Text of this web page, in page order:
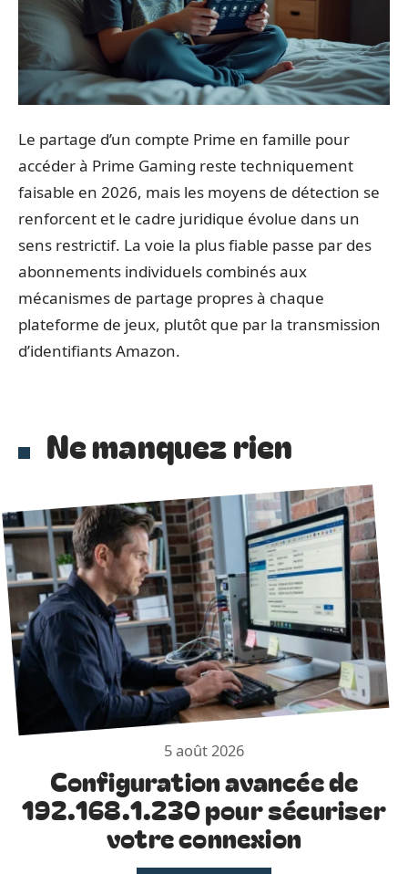
Le partage d’un compte Prime en famille pour
accéder à Prime Gaming reste techniquement
faisable en 2026, mais les moyens de détection se
renforcent et le cadre juridique évolue dans un
sens restrictif. La voie la plus fiable passe par des
abonnements individuels combinés aux
mécanismes de partage propres à chaque
plateforme de jeux, plutôt que par la transmission
d’identifiants Amazon.
Ne manquez rien
5 août 2026
Configuration avancée de
192.168.1.230 pour sécuriser
votre connexion